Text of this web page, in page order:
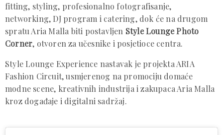
fitting, styling, profesionalno fotografisanje,
networking, DJ program i catering, dok će na drugom
spratu Aria Malla biti postavljen Style Lounge Photo
Corner, otvoren za učesnike i posjetioce centra.
Style Lounge Experience nastavak je projekta ARIA
Fashion Circuit, usmjerenog na promociju domaće
modne scene, kreativnih industrija i zakupaca Aria Malla
kroz događaje i digitalni sadržaj.